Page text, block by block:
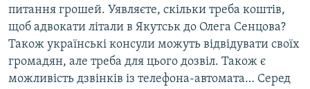
питання грошей. Уявляєте, скільки треба коштів,
щоб адвокати літали в Якутськ до Олега Сенцова?
Також українські консули можуть відвідувати своїх
громадян, але треба для цього дозвіл. Також є
можливість дзвінків із телефона-автомата… Серед